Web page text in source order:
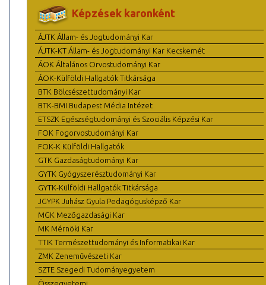
Képzések karonként
ÁJTK Állam- és Jogtudományi Kar
ÁJTK-KT Állam- és Jogtudományi Kar Kecskemét
ÁOK Általános Orvostudományi Kar
ÁOK-Külföldi Hallgatók Titkársága
BTK Bölcsészettudományi Kar
BTK-BMI Budapest Média Intézet
ETSZK Egészségtudományi és Szociális Képzési Kar
FOK Fogorvostudományi Kar
FOK-K Külföldi Hallgatók
GTK Gazdaságtudományi Kar
GYTK Gyógyszerésztudományi Kar
GYTK-Külföldi Hallgatók Titkársága
JGYPK Juhász Gyula Pedagógusképző Kar
MGK Mezőgazdasági Kar
MK Mérnöki Kar
TTIK Természettudományi és Informatikai Kar
ZMK Zeneművészeti Kar
SZTE Szegedi Tudományegyetem
Összegyetemi